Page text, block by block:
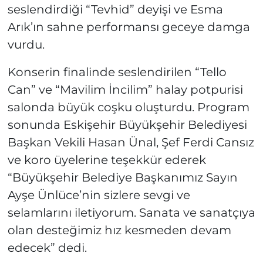
seslendirdiği “Tevhid” deyişi ve Esma
Arık’ın sahne performansı geceye damga
vurdu.
Konserin finalinde seslendirilen “Tello
Can” ve “Mavilim İncilim” halay potpurisi
salonda büyük coşku oluşturdu. Program
sonunda Eskişehir Büyükşehir Belediyesi
Başkan Vekili Hasan Ünal, Şef Ferdi Cansız
ve koro üyelerine teşekkür ederek
“Büyükşehir Belediye Başkanımız Sayın
Ayşe Ünlüce’nin sizlere sevgi ve
selamlarını iletiyorum. Sanata ve sanatçıya
olan desteğimiz hız kesmeden devam
edecek” dedi.